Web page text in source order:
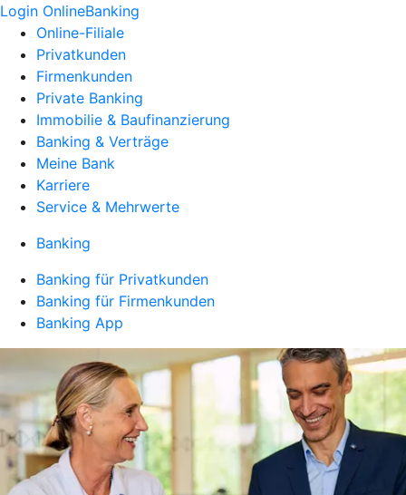
Login OnlineBanking
Online-Filiale
Privatkunden
Firmenkunden
Private Banking
Immobilie & Baufinanzierung
Banking & Verträge
Meine Bank
Karriere
Service & Mehrwerte
Banking
Banking für Privatkunden
Banking für Firmenkunden
Banking App